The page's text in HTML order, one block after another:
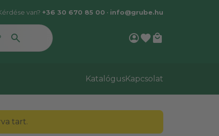
van? +36 30 670 85 00 • info@grube.hu
account_circlefavorite local_mall
KatalógusKapcsolat
tart.